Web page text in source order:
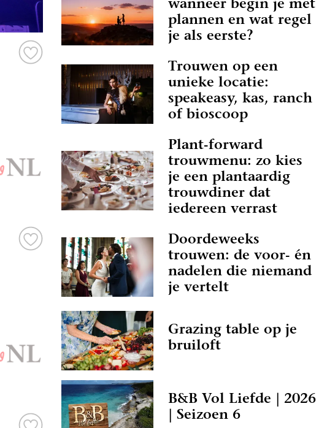
wanneer begin je met
plannen en wat regel
je als eerste?
Trouwen op een
unieke locatie:
speakeasy, kas, ranch
of bioscoop
Plant-forward
trouwmenu: zo kies
je een plantaardig
trouwdiner dat
iedereen verrast
Doordeweeks
trouwen: de voor- én
nadelen die niemand
je vertelt
Grazing table op je
bruiloft
B&B Vol Liefde | 2026
| Seizoen 6